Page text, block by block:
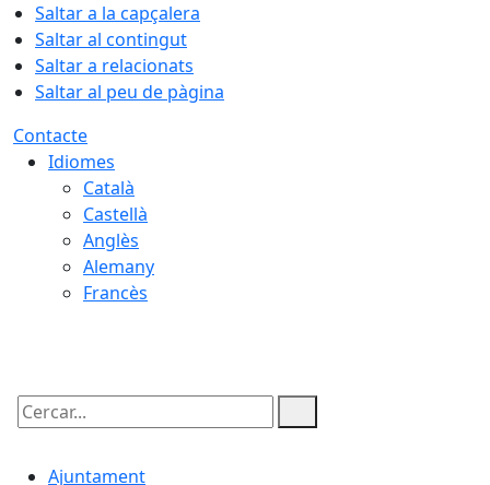
Saltar a la capçalera
Saltar al contingut
Saltar a relacionats
Saltar al peu de pàgina
Contacte
Idiomes
Català
Castellà
Anglès
Alemany
Francès
Cercar:
Ajuntament